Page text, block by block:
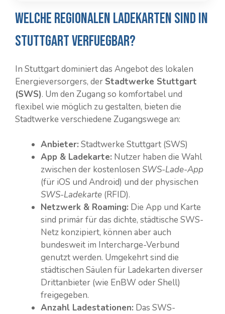
Welche regionalen Ladekarten sind in
Stuttgart verfuegbar?
In Stuttgart dominiert das Angebot des lokalen
Energieversorgers, der Stadtwerke Stuttgart
(SWS). Um den Zugang so komfortabel und
flexibel wie möglich zu gestalten, bieten die
Stadtwerke verschiedene Zugangswege an:
Anbieter: Stadtwerke Stuttgart (SWS)
App & Ladekarte: Nutzer haben die Wahl
zwischen der kostenlosen SWS-Lade-App
(für iOS und Android) und der physischen
SWS-Ladekarte (RFID).
Netzwerk & Roaming: Die App und Karte
sind primär für das dichte, städtische SWS-
Netz konzipiert, können aber auch
bundesweit im Intercharge-Verbund
genutzt werden. Umgekehrt sind die
städtischen Säulen für Ladekarten diverser
Drittanbieter (wie EnBW oder Shell)
freigegeben.
Anzahl Ladestationen: Das SWS-